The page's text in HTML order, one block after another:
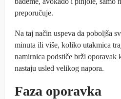
preporučuje.
Na taj način uspeva da poboljša
minuta ili više, koliko utakmica
namirnica podstiče brži oporavak
nastaju usled velikog napora.
Faza oporavka